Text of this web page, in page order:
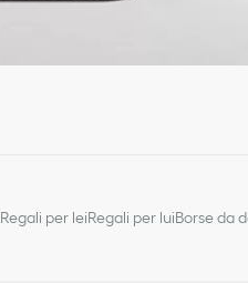
Regali per leiRegali per luiBorse da